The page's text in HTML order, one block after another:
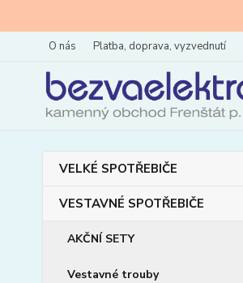
O nás Platba, doprava, vyzvednutí
VELKÉ SPOTŘEBIČE
VESTAVNÉ SPOTŘEBIČE
AKČNÍ SETY
Vestavné trouby